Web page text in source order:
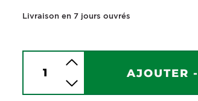
Livraison en 7 jours ouvrés
AJOUTER -